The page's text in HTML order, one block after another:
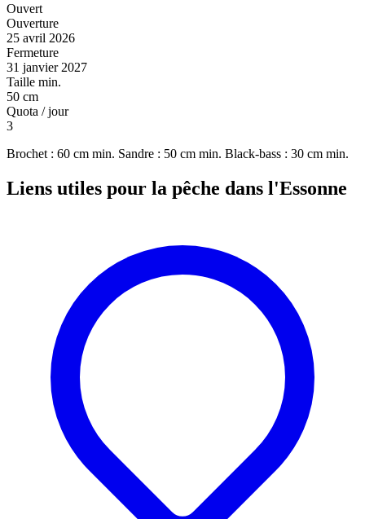
Ouvert
Ouverture
25 avril 2026
Fermeture
31 janvier 2027
Taille min.
50 cm
Quota / jour
3
Brochet : 60 cm min. Sandre : 50 cm min. Black-bass : 30 cm min.
Liens utiles pour la pêche dans l'Essonne